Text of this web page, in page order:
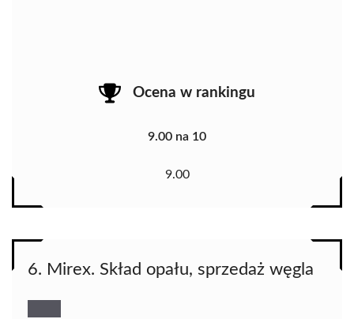
Ocena w rankingu
9.00 na 10
9.00
6. Mirex. Skład opału, sprzedaż węgla